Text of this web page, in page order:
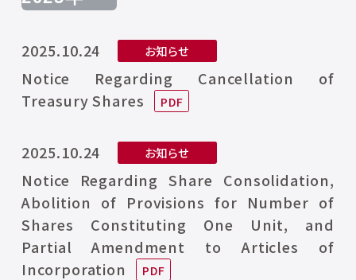
2025.10.24 お知らせ
Notice Regarding Cancellation of
Treasury Shares
2025.10.24 お知らせ
Notice Regarding Share Consolidation,
Abolition of Provisions for Number of
Shares Constituting One Unit, and
Partial Amendment to Articles of
Incorporation